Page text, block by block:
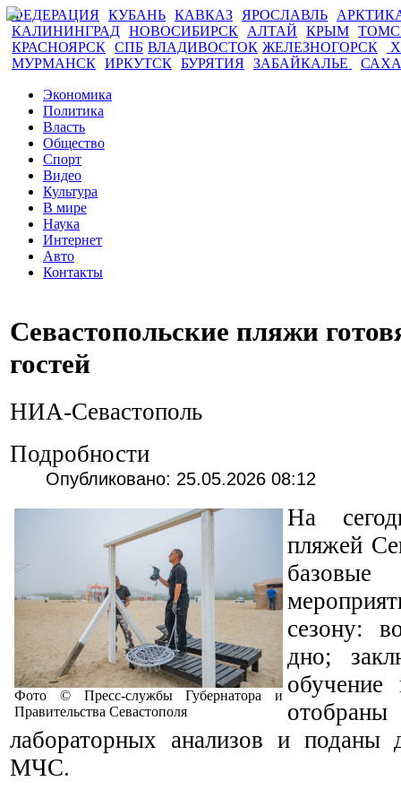
ФЕДЕРАЦИЯ КУБАНЬ КАВКАЗ ЯРОСЛАВЛЬ
КАЛИНИНГРАД НОВОСИБИРСК АЛТАЙ КРЫМ
КРАСНОЯРСК СПБ ВЛАДИВОСТОК ЖЕЛЕЗНОГОРСК
МУРМАНСК ИРКУТСК БУРЯТИЯ ЗАБАЙКАЛЬЕ САХА
Экономика
Политика
Власть
Общество
Спорт
Видео
Культура
В мире
Наука
Интернет
Авто
Контакты
Севастопольские пляжи
гостей
НИА-Севастополь
Подробности
Опубликовано: 25.05.2026 08:12
Фото © Пресс-службы Губернатора и
Правительства Севастополя
На
пляжей
базовые
сезону:
дно;
обучение
лабораторных анализов и
МЧС.